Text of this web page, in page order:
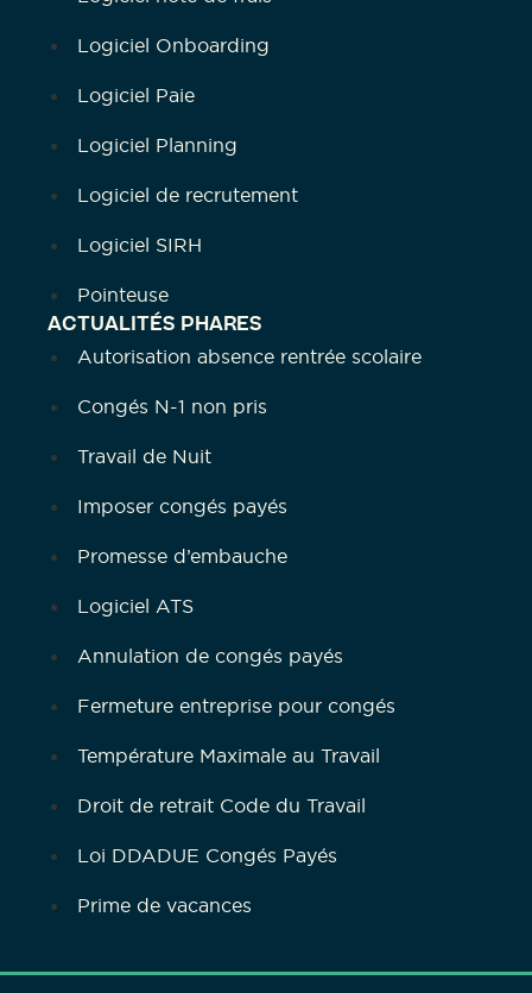
Logiciel Onboarding
Logiciel Paie
Logiciel Planning
Logiciel de recrutement
Logiciel SIRH
Pointeuse
ACTUALITÉS PHARES
Autorisation absence rentrée scolaire
Congés N-1 non pris
Travail de Nuit
Imposer congés payés
Promesse d’embauche
Logiciel ATS
Annulation de congés payés
Fermeture entreprise pour congés
Température Maximale au Travail
Droit de retrait Code du Travail
Loi DDADUE Congés Payés
Prime de vacances